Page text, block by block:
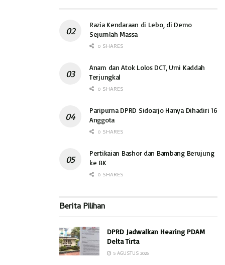
Razia Kendaraan di Lebo, di Demo
Sejumlah Massa
0 SHARES
Anam dan Atok Lolos DCT, Umi Kaddah
Terjungkal
0 SHARES
Paripurna DPRD Sidoarjo Hanya Dihadiri 16
Anggota
0 SHARES
Pertikaian Bashor dan Bambang Berujung
ke BK
0 SHARES
Berita Pilihan
DPRD Jadwalkan Hearing PDAM
Delta Tirta
5 AGUSTUS 2026